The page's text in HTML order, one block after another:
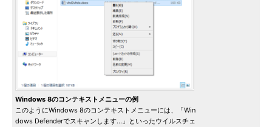
Windows 8のコンテキストメニューの例
このようにWindows 8のコンテキストメニューには、「Win
dows Defenderでスキャンします...」といったウイルスチェ